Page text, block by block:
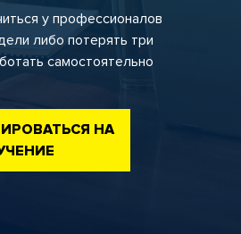
у профессионалов
либо потерять три
самостоятельно
НА